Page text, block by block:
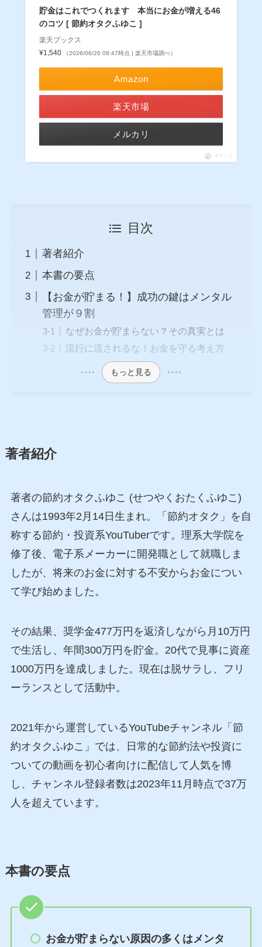
貯金はこれでつくれます 本当にお金が増える46
のコツ [ 節約オタクふゆこ ]
楽天ブックス
¥1,540
（2026/06/26 08:47時点 | 楽天市場調べ）
Amazon
楽天市場
メルカリ
ポチップ
目次
著者紹介
本書の要点
【お金が貯まる！】成功の鍵はメンタル
管理が９割
なぜお金が貯まらない？その真実とは
流行に流されるな！お金を守る考え方
もっと見る
著者紹介
著者の節約オタクふゆこ (せつやくおたくふゆこ)
さんは1993年2月14日生まれ。「節約オタク」を自
称する節約・投資系YouTuberです。理系大学院を
修了後、電子系メーカーに開発職として就職しま
したが、将来のお金に対する不安からお金につい
て学び始めました。
その結果、奨学金477万円を返済しながら月10万円
で生活し、年間300万円を貯金。20代で見事に資産
1000万円を達成しました。現在は脱サラし、フリ
ーランスとして活動中。
2021年から運営しているYouTubeチャンネル「節
約オタクふゆこ」では、日常的な節約法や投資に
ついての動画を初心者向けに配信して人気を博
し、チャンネル登録者数は2023年11月時点で37万
人を超えています。
本書の要点
お金が貯まらない原因の多くはメンタ